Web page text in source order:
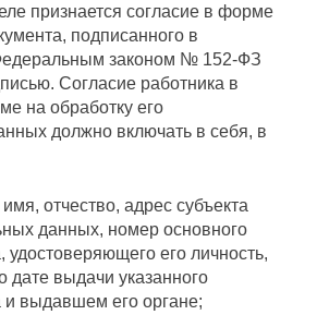
признается согласие в форме
подписанного в
законом № 152-ФЗ
Согласие работника в
на обработку его
должно включать в себя, в
отчество, адрес субъекта
данных, номер основного
удостоверяющего его личность,
дате выдачи указанного
и выдавшем его органе;